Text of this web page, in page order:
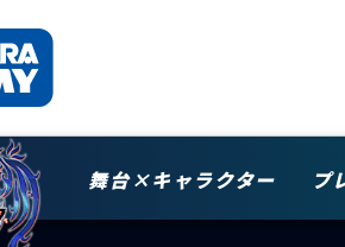
舞台×キャラクター プ